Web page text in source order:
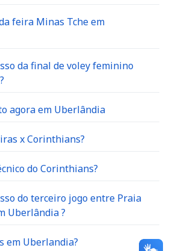
feira Minas Tche em
da final de voley feminino
agora em Uberlândia
x Corinthians?
do Corinthians?
do terceiro jogo entre Praia
Uberlândia ?
em Uberlandia?